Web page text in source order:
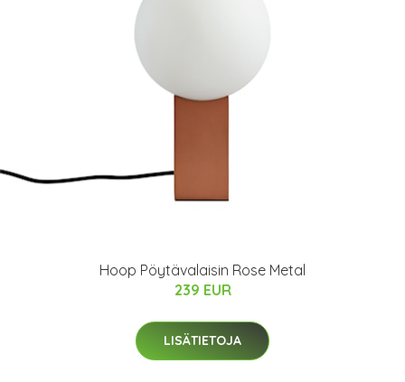
Hoop Pöytävalaisin Rose Metal
239 EUR
LISÄTIETOJA